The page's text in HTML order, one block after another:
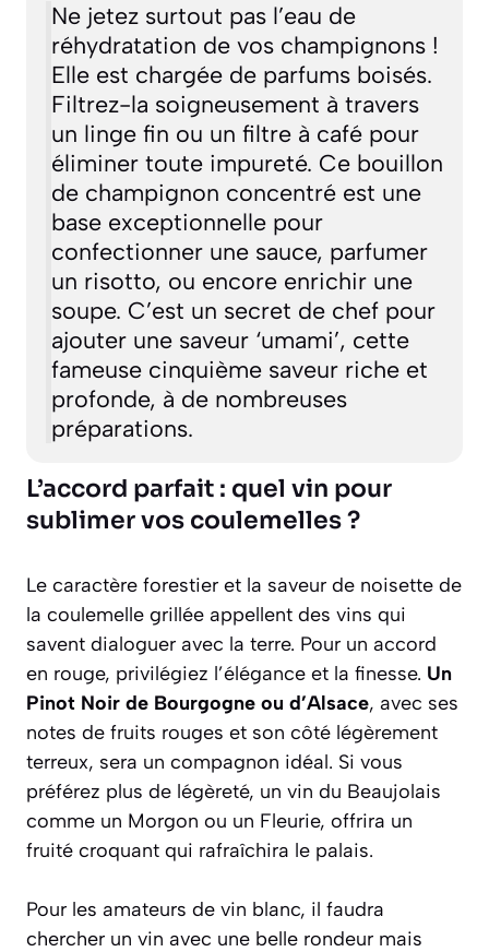
Ne jetez surtout pas l’eau de
réhydratation de vos champignons !
Elle est chargée de parfums boisés.
Filtrez-la soigneusement à travers
un linge fin ou un filtre à café pour
éliminer toute impureté. Ce bouillon
de champignon concentré est une
base exceptionnelle pour
confectionner une sauce, parfumer
un risotto, ou encore enrichir une
soupe. C’est un secret de chef pour
ajouter une saveur ‘umami’, cette
fameuse cinquième saveur riche et
profonde, à de nombreuses
préparations.
L’accord parfait : quel vin pour
sublimer vos coulemelles ?
Le caractère forestier et la saveur de noisette de
la coulemelle grillée appellent des vins qui
savent dialoguer avec la terre. Pour un accord
en rouge, privilégiez l’élégance et la finesse. Un
Pinot Noir de Bourgogne ou d’Alsace, avec ses
notes de fruits rouges et son côté légèrement
terreux, sera un compagnon idéal. Si vous
préférez plus de légèreté, un vin du Beaujolais
comme un Morgon ou un Fleurie, offrira un
fruité croquant qui rafraîchira le palais.
Pour les amateurs de vin blanc, il faudra
chercher un vin avec une belle rondeur mais